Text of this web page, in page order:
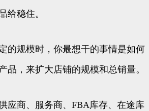
给稳住。
的规模时，你最想干的事情是如何
品，来扩大店铺的规模和总销量。
应商、服务商、FBA库存、在途库